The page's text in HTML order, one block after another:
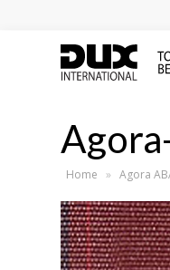
Home » Agora